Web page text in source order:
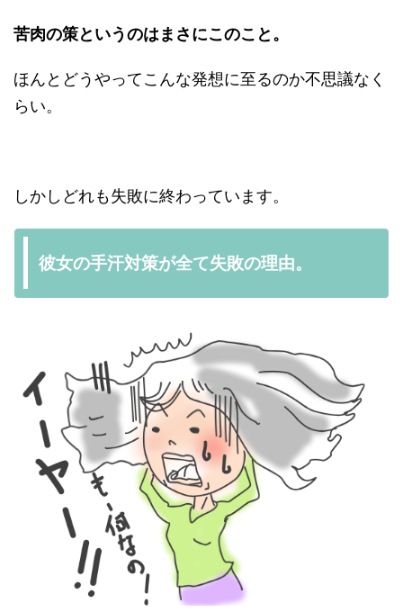
苦肉の策というのはまさにこのこと。
ほんとどうやってこんな発想に至るのか不思議なく
らい。
しかしどれも失敗に終わっています。
彼女の手汗対策が全て失敗の理由。